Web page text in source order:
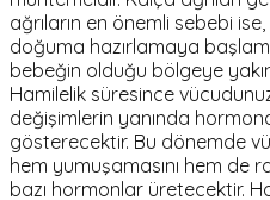
ağrıların en önemli sebebi
doğuma hazırlamaya
bebeğin olduğu bölgeye
Hamilelik süresince
değişimlerin yanında
gösterecektir. Bu dönemde
hem yumuşamasını hem de
bazı hormonlar üretecektir.